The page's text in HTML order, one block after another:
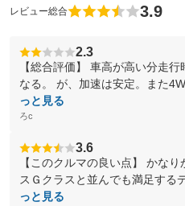
レビュー総合 3.9
2.3
【総合評価】 車高が高い分走
なる。 が、加速は安定。また
っと見る
ろc
3.6
【このクルマの良い点】 かな
スＧクラスと並んでも満足する
っと見る